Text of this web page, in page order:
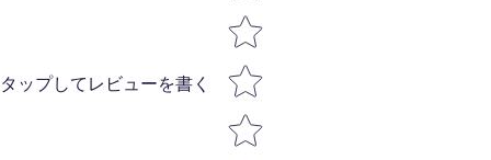
タップしてレビューを書く